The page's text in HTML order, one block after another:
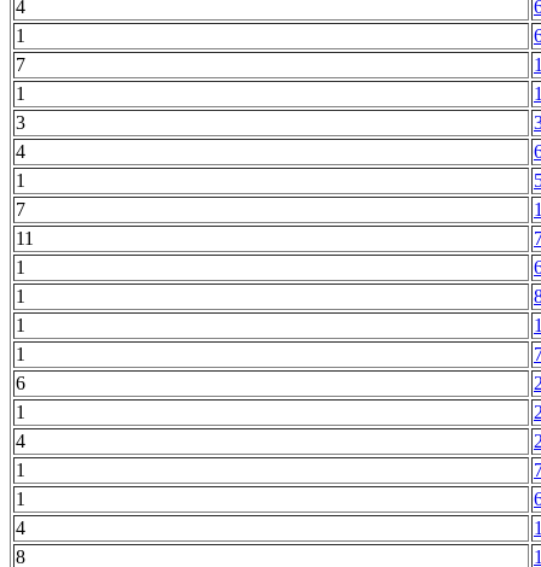
4
1
7
1
3
4
1
7
11
1
1
1
1
6
1
4
1
1
4
8